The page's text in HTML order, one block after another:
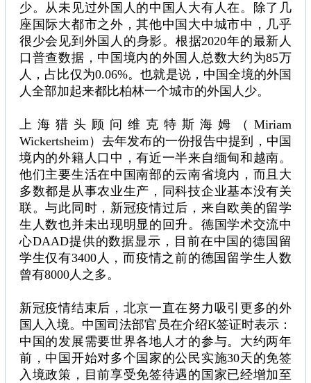
少。从未见过外国人的中国人大有人在。除了几
座国际大都市之外，其他中国大中城市中，几乎
很少会见到外国人的身影。根据2020年的最新人
口普查数据，中国境内的外国人总数大约为85万
人，占比仅为0.06%。也就是说，中国全境的外国
人全部加起来都比柏林一个城市的外国人少。
上海猎头顾问维克特斯海姆（Miriam
Wickertsheim）去年发布的一份报告中提到，中国
境内的外籍人口中，有近一半来自缅甸和越南。
他们主要生活在中国南部的云南省境内，而且大
多数都是从事农业生产，同科技企业基本没有关
联。与此同时，新冠疫情过后，来自欧美的留学
生人数也并未出现明显的回升。德国学术交流中
心DAAD提供的数据显示，目前在中国的德国留
学生仅有3400人，而疫情之前的德国留学生人数
曾有8000人之多。
新冠疫情结束后，北京一直在努力吸引更多的外
国人入境。中国司法部官员在介绍K签证时表示：
中国的发展需要世界各地人才的参与。大约两年
前，中国开始对多个国家的公民实施30天的免签
入境政策，目前享受免签待遇的国家已经增加至